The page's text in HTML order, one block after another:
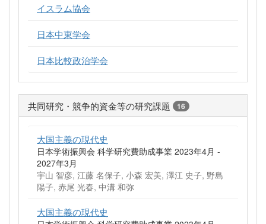
イスラム協会
日本中東学会
日本比較政治学会
共同研究・競争的資金等の研究課題 16
大国主義の現代史
日本学術振興会 科学研究費助成事業 2023年4月 -
2027年3月
宇山 智彦, 江藤 名保子, 小森 宏美, 澤江 史子, 野島
陽子, 赤尾 光春, 中溝 和弥
大国主義の現代史